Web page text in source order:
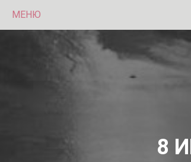
МЕНЮ
8